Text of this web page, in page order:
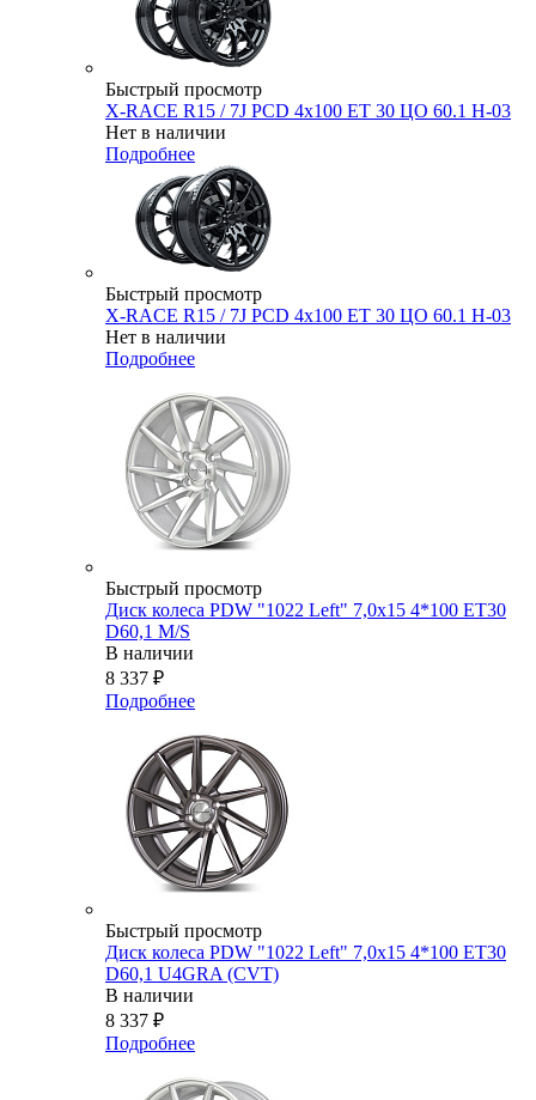
Быстрый просмотр
X-RACE R15 / 7J PCD 4x100 ЕТ 30 ЦО 60.1 H-03
Нет в наличии
Подробнее
Быстрый просмотр
X-RACE R15 / 7J PCD 4x100 ЕТ 30 ЦО 60.1 H-03
Нет в наличии
Подробнее
Быстрый просмотр
Диск колеса PDW "1022 Left" 7,0x15 4*100 ET30
D60,1 M/S
В наличии
8 337 ₽
Подробнее
Быстрый просмотр
Диск колеса PDW "1022 Left" 7,0x15 4*100 ET30
D60,1 U4GRA (CVT)
В наличии
8 337 ₽
Подробнее